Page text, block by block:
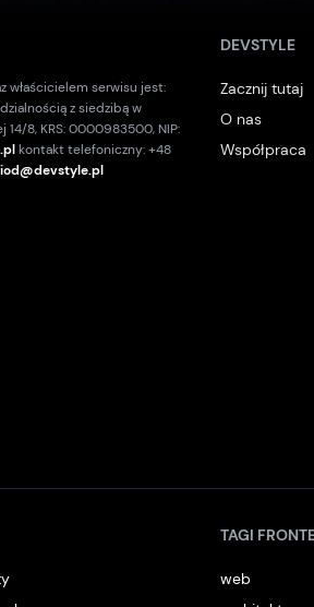
właścicielem serwisu jest:
z siedzibą w
14/8, KRS: 0000983500, NIP:
kontakt telefoniczny: +48
iod@devstyle.pl
DEVSTYLE
Zacznij tutaj
O nas
Współpraca
TAGI
web